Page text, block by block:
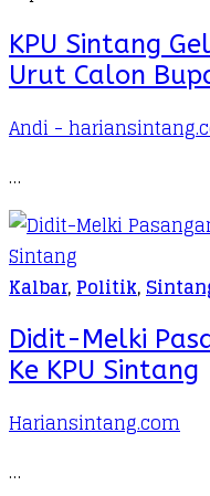
KPU Sintang
Urut Calon
Andi -
…
Kalbar, Politik,
Didit-Melki
Ke KPU Sintang
Hariansintang.com
…